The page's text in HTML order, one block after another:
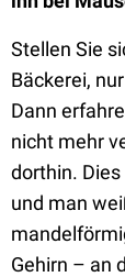
Stellen Sie
Bäckerei,
Dann
nicht mehr
dorthin.
und man
Gehirn – an